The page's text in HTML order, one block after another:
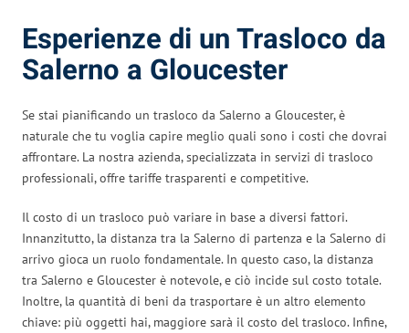
Esperienze di un Trasloco da
Salerno a Gloucester
Se stai pianificando un trasloco da Salerno a Gloucester, è
naturale che tu voglia capire meglio quali sono i costi che dovrai
affrontare. La nostra azienda, specializzata in servizi di trasloco
professionali, offre tariffe trasparenti e competitive.
Il costo di un trasloco può variare in base a diversi fattori.
Innanzitutto, la distanza tra la Salerno di partenza e la Salerno di
arrivo gioca un ruolo fondamentale. In questo caso, la distanza
tra Salerno e Gloucester è notevole, e ciò incide sul costo totale.
Inoltre, la quantità di beni da trasportare è un altro elemento
chiave: più oggetti hai, maggiore sarà il costo del trasloco. Infine,